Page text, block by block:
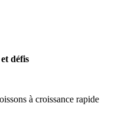
défis
à croissance rapide